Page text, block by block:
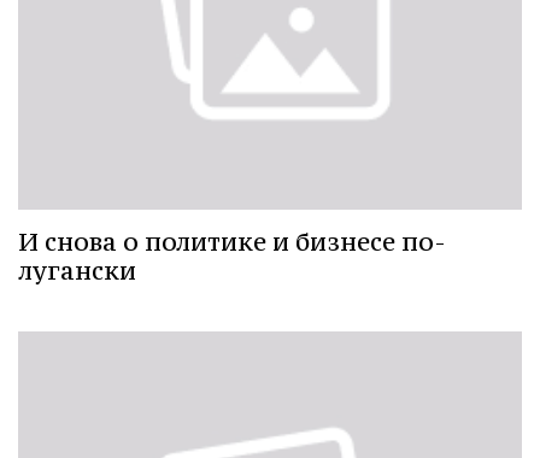
И снова о политике и бизнесе по-
лугански